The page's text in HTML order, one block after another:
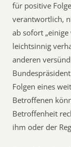
für positive
verantwortlich,
ab sofort
leichtsinnig
anderen
Folgen eines
Betroffenen
Betroffenheit
ihm oder der